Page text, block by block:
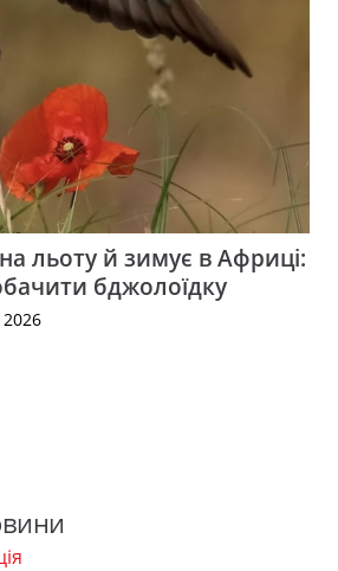
льоту й зимує в Африці:
бджолоїдку